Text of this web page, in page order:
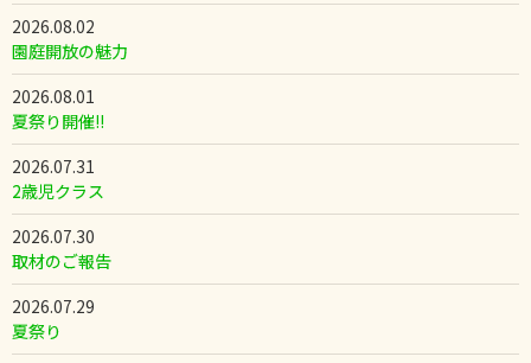
2026.08.02
園庭開放の魅力
2026.08.01
夏祭り開催!!
2026.07.31
2歳児クラス
2026.07.30
取材のご報告
2026.07.29
夏祭り